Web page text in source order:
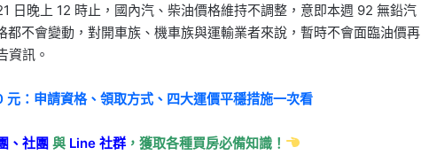
日晚上 12 時止，國內汽、柴油價格維持不調整，意即本週 92 無鉛汽
不會變動，對開車族、機車族與運輸業者來說，暫時不會面臨油價再
資訊。
：申請資格、領取方式、四大運價平穩措施一次看
、 社團 與 Line 社群，獲取各種買房必備知識！